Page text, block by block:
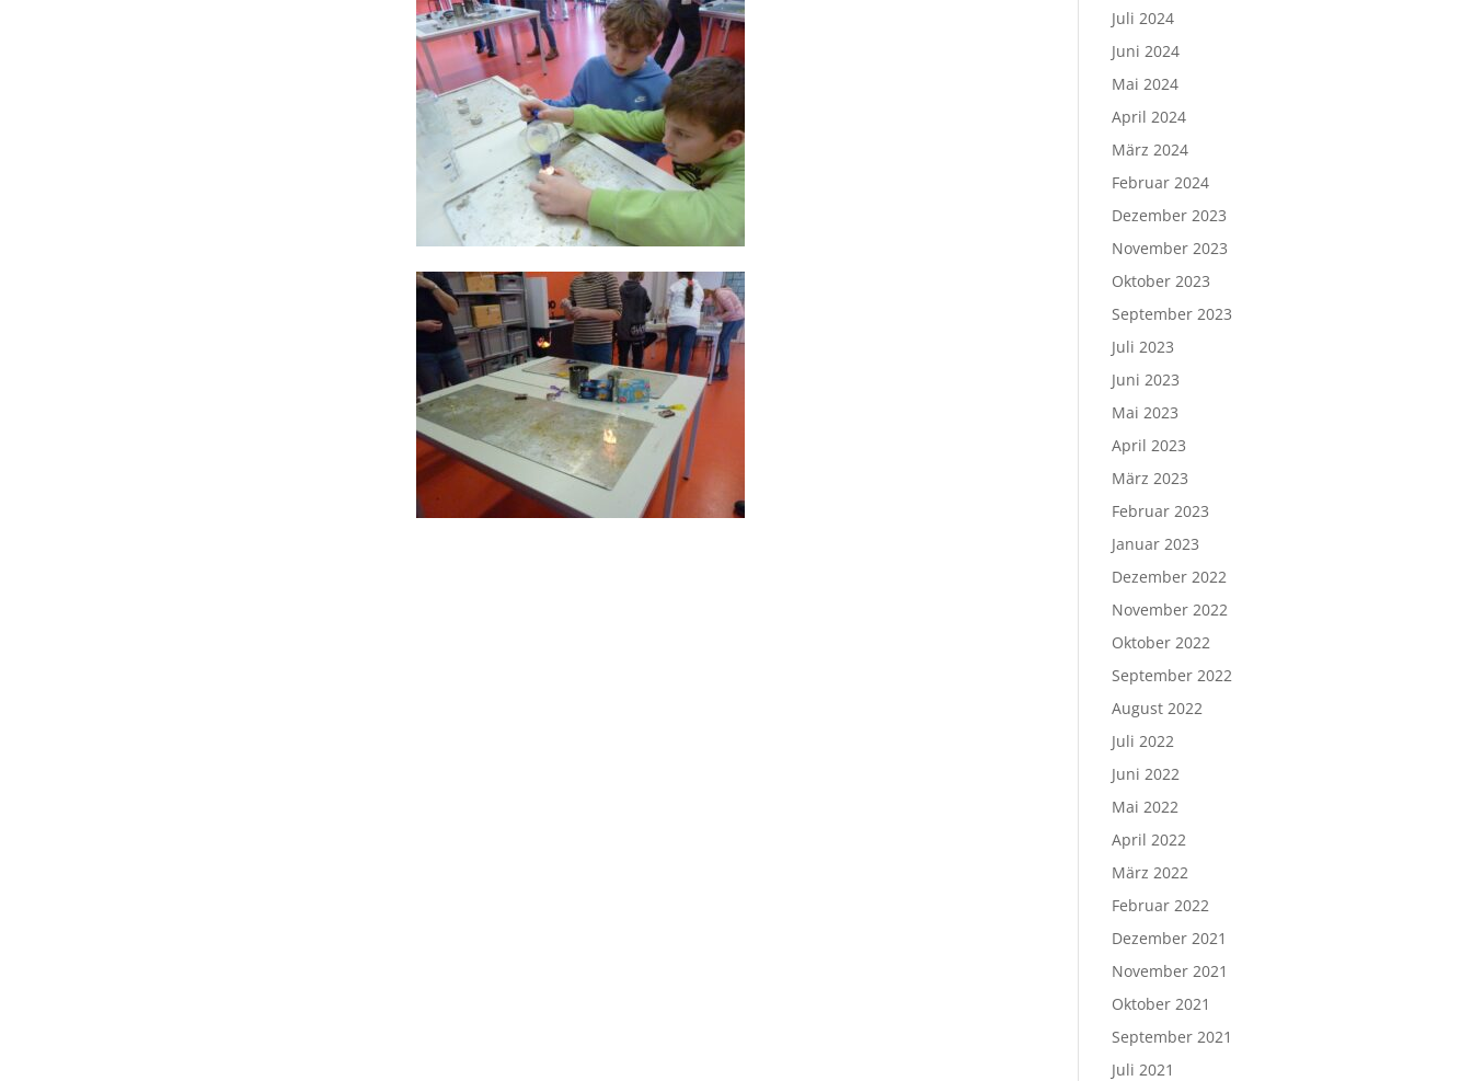
Juli 2024
Juni 2024
Mai 2024
April 2024
März 2024
Februar 2024
Dezember 2023
November 2023
Oktober 2023
September 2023
Juli 2023
Juni 2023
Mai 2023
April 2023
März 2023
Februar 2023
Januar 2023
Dezember 2022
November 2022
Oktober 2022
September 2022
August 2022
Juli 2022
Juni 2022
Mai 2022
April 2022
März 2022
Februar 2022
Dezember 2021
November 2021
Oktober 2021
September 2021
Juli 2021